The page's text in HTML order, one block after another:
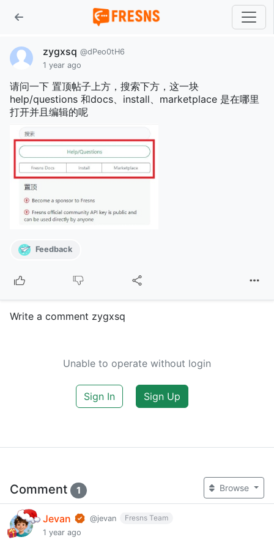
zygxsq @dPeo0tH6
1 year ago
请问一下 置顶帖子上方，搜索下方，这一块
help/questions 和docs、install、marketplace 是在哪里
打开并且编辑的呢
Feedback
Write a comment zygxsq
Unable to operate without login
Sign In Sign Up
Comment 1 Browse
Jevan @jevan
Fresns Team
1 year ago